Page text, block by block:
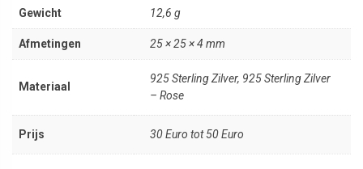
Gewicht 12,6 g
Afmetingen 25 × 25 × 4 mm
Materiaal
925 Sterling Zilver, 925 Sterling Zilver
– Rose
Prijs 30 Euro tot 50 Euro